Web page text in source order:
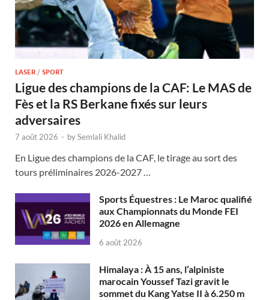
LASER / SPORT
Ligue des champions de la CAF: Le MAS de
Fès et la RS Berkane fixés sur leurs
adversaires
7 août 2026 - bySemlali Khalid
En Ligue des champions de la CAF, le tirage au sort des
tours préliminaires 2026-2027 …
Sports Équestres : Le Maroc qualifié
aux Championnats du Monde FEI
2026 en Allemagne
6 août 2026
Himalaya : À 15 ans, l’alpiniste
marocain Youssef Tazi gravit le
sommet du Kang Yatse II à 6.250 m